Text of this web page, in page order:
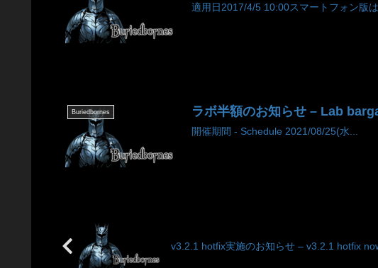
適用日2017/4/5 10:00スマートフォン版は
Buriedbornes ラボ半額のお知らせ – Lab
開催期間 - Schedule 2021/08/25(水...
v3.2.1 hotfix実施のお知らせ – v3.2.1 hotfix